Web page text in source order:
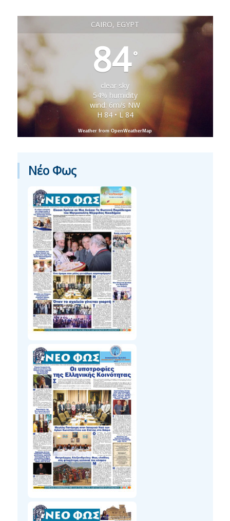
CAIRO, EGYPT
84°
clear sky
54% humidity
wind: 6m/s NW
H 84 • L 84
Weather from OpenWeatherMap
Νέο Φως